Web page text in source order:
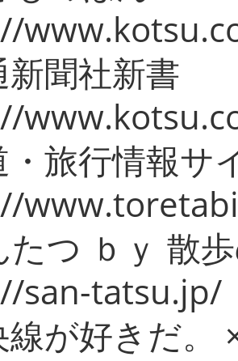
新聞社新書
・旅行情報サ
たつ ｂｙ 散
san-tatsu.jp/
線が好きだ。